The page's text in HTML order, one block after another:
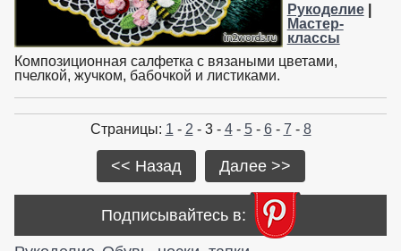
Рукоделие|
Мастер-
классы
Композиционная салфетка с вязаными цветами,
пчелкой, жучком, бабочкой и листиками.
Страницы: 1 - 2 - 3 - 4- 5- 6- 7 - 8
<< Назад Далее >>
Подписывайтесь в: